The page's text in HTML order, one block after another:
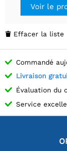
Voir le
 Effacer la liste
Commandé
Livraison
Évaluation du
Service